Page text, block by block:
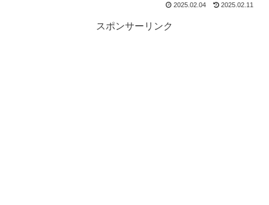
2025.02.04 2025.02.11
スポンサーリンク